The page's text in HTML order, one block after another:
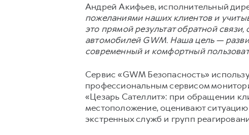
Андрей Акифьев, исполнительный
пожеланиями наших клиентов и
это прямой результат обратной
автомобилей GWM. Наша цель —
современный и комфортный
Сервис «GWM Безопасность»
профессиональным сервисом
«Цезарь Сателлит»: при обращении
местоположение, оценивают
экстренных служб и групп